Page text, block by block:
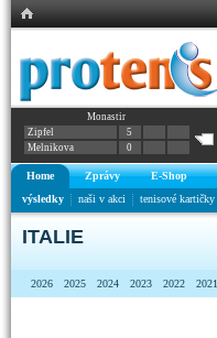
Monastir
Zipfel
5
Melnikova
0
Home Zprávy E-Shop
výsledky
naši v akci tenisové kartičky
ITALIE
2026 2025 2024 2023 2022 2021